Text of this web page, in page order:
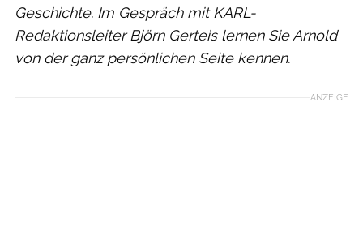
Geschichte. Im Gespräch mit KARL-
Redaktionsleiter Björn Gerteis lernen Sie Arnold
von der ganz persönlichen Seite kennen.
ANZEIGE